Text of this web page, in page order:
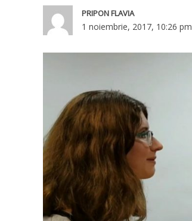
PRIPON FLAVIA
1 noiembrie, 2017, 10:26 pm